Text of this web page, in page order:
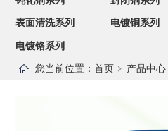
表面清洗系列 电镀铜系列
电镀铬系列
您当前位置： 首页 产品中心